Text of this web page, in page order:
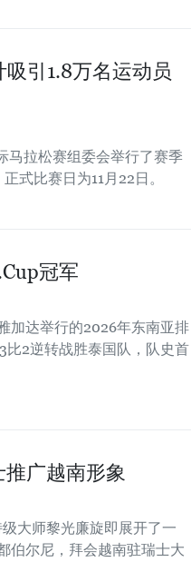
引1.8万名运动员
马拉松赛组委会举行了赛季
式比赛日为11月22日。
冠军
加达举行的2026年东南亚排
比2逆转战胜泰国队，队史首
推广越南形象
大师黎光廉旋即展开了一
伯尔尼，拜会越南驻瑞士大